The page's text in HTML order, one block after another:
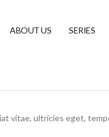
ABOUT US SERIES
vitae, ultricies eget,